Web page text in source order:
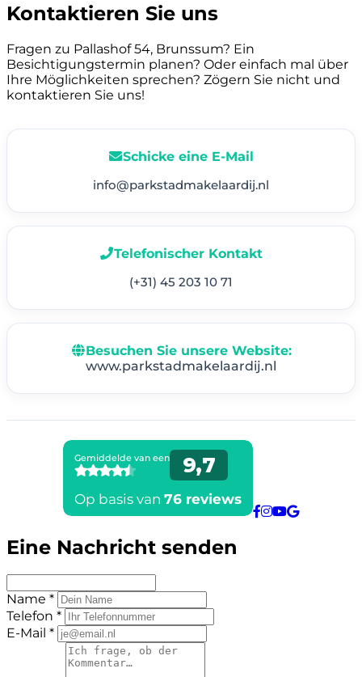
Kontaktieren Sie uns
Fragen zu Pallashof 54, Brunssum? Ein
Besichtigungstermin planen? Oder einfach mal über
Ihre Möglichkeiten sprechen? Zögern Sie nicht und
kontaktieren Sie uns!
Schicke eine E-Mail
info@parkstadmakelaardij.nl
Telefonischer Kontakt
(+31) 45 203 10 71
Besuchen Sie unsere Website:
www.parkstadmakelaardij.nl
Eine Nachricht senden
Name *
Telefon *
E-Mail *